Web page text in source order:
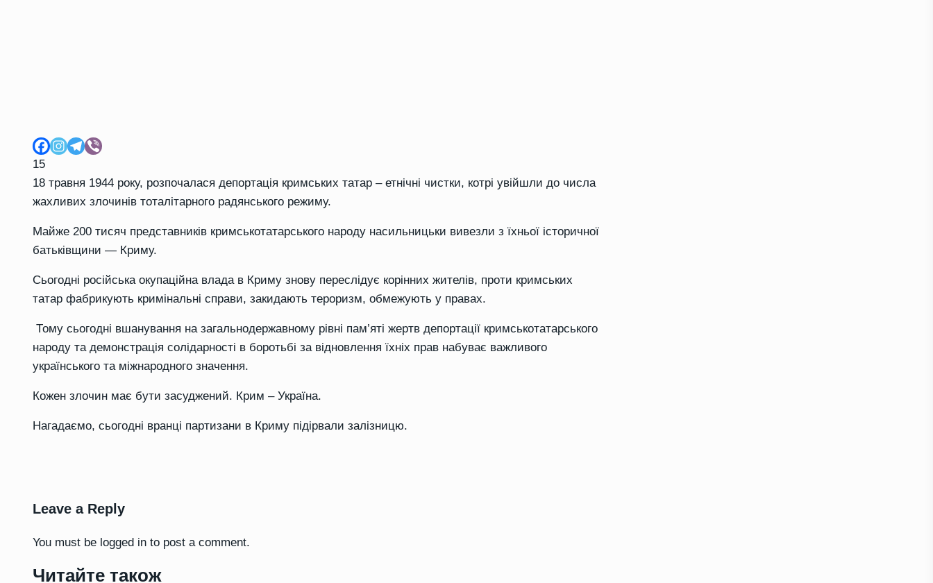
15
18 травня 1944 року, розпочалася депортація кримських татар – етнічні чистки, котрі увійшли до числа
жахливих злочинів тоталітарного радянського режиму.
Майже 200 тисяч представників кримськотатарського народу насильницьки вивезли з їхньої історичної
батьківщини — Криму.
Сьогодні російська окупаційна влада в Криму знову переслідує корінних жителів, проти кримських
татар фабрикують кримінальні справи, закидають тероризм, обмежують у правах.
Тому сьогодні вшанування на загальнодержавному рівні пам’яті жертв депортації кримськотатарського
народу та демонстрація солідарності в боротьбі за відновлення їхніх прав набуває важливого
українського та міжнародного значення.
Кожен злочин має бути засуджений. Крим – Україна.
Нагадаємо, сьогодні вранці партизани в Криму підірвали залізницю.
Leave a Reply
You must be logged in to post a comment.
Читайте також